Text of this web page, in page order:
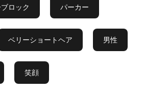
ロック パーカー
ベリーショートヘア 男性
笑顔